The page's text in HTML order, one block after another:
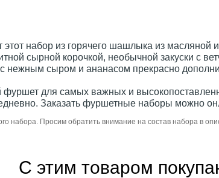
набор из горячего шашлыка из
сырной корочкой, необычной закуски с
нежным сыром и ананасом прекрасно
фуршет для самых важных и
Заказать фуршетные наборы можно
набора. Просим обратить внимание на состав набора в
С этим товаром